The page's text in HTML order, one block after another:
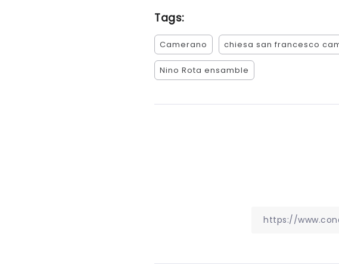
Tags:
Camerano chiesa san francesco
Nino Rota ensamble